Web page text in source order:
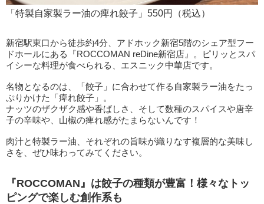
「特製自家製ラー油の痺れ餃子」550円（税込）
新宿駅東口から徒歩約4分、アドホック新宿5階のシェア型フー
ドホールにある『ROCCOMAN reDine新宿店』。ピリッとスパ
イシーな料理が食べられる、エスニック中華店です。
名物となるのは、「餃子」に合わせて作る自家製ラー油をたっ
ぷりかけた「痺れ餃子」。
ナッツのザクザク感や香ばしさ、そして数種のスパイスや唐辛
子の辛味や、山椒の痺れ感がたまらないんです！
肉汁と特製ラー油、それぞれの旨味が織りなす複層的な美味し
さを、ぜひ味わってみてください。
『ROCCOMAN』は餃子の種類が豊富！様々なトッ
ピングで楽しむ創作系も